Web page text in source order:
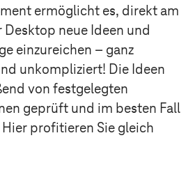
ermöglicht es, direkt am
neue Ideen und
einzureichen – ganz
unkompliziert! Die Ideen
von festgelegten
geprüft und im besten Fall
profitieren Sie gleich